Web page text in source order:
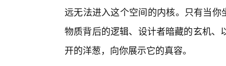
远无法进入这个空间的内核。只有当
物质背后的逻辑、设计者暗藏的玄机
开的洋葱，向你展示它的真容。